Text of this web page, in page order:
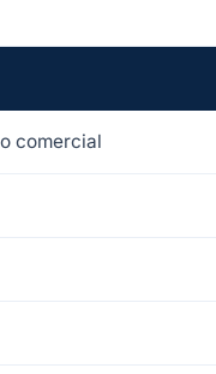
comercial